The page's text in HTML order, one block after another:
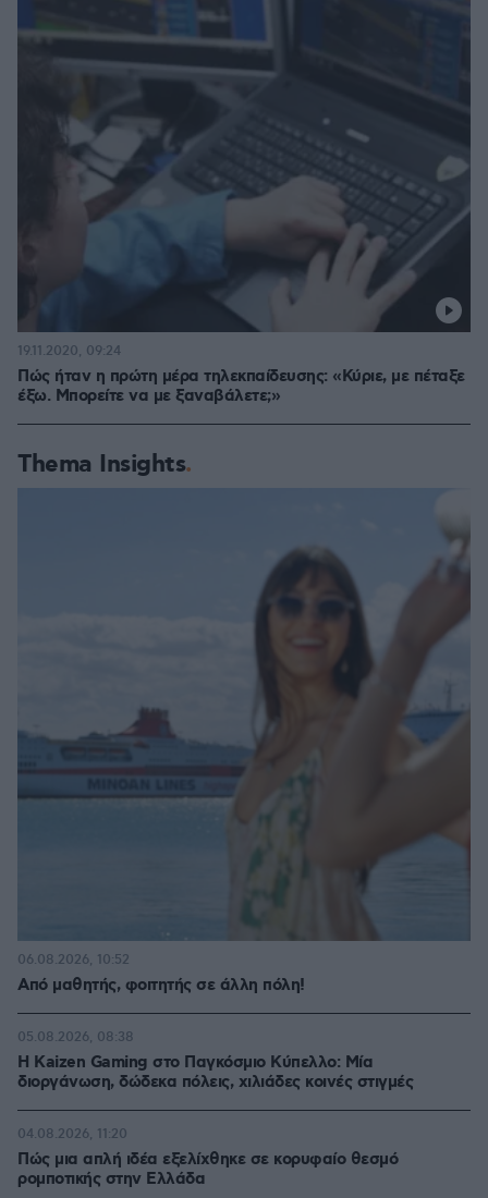
Πώς ήταν η πρώτη μέρα τηλεκπαίδευσης: «Κύριε, με πέταξε
έξω. Μπορείτε να με ξαναβάλετε;»
19.11.2020, 09:24
Thema Insights
Από μαθητής, φοιτητής σε άλλη πόλη!
06.08.2026, 10:52
H Kaizen Gaming στο Παγκόσμιο Kύπελλο: Μία
διοργάνωση, δώδεκα πόλεις, χιλιάδες κοινές στιγμές
05.08.2026, 08:38
Πώς μια απλή ιδέα εξελίχθηκε σε κορυφαίο θεσμό
ρομποτικής στην Ελλάδα
04.08.2026, 11:20